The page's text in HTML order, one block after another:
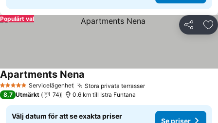
Dela
Populärt val
5 Stjärnor Servicelägenhet Stora privata terrasserSe priser
Apartments Nena
8,7 Utmärkt 74 0.6 km till Istra Funtana
Välj datum för att se exakta priser
Se priser